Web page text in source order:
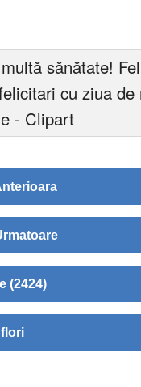
sănătate!
cu ziua de
- Clipart
(2424)